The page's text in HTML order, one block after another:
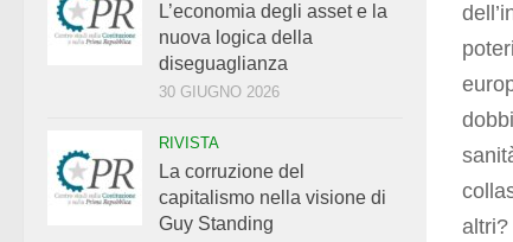
altri?
L’economia degli asset e la
nuova logica della
diseguaglianza
30 GIUGNO 2026
RIVISTA
La corruzione del
capitalismo nella visione di
Guy Standing